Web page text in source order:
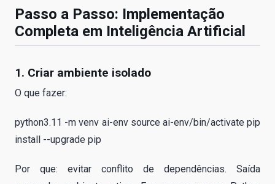
Passo a Passo: Implementação
Completa em Inteligência Artificial
1. Criar ambiente isolado
O que fazer:
python3.11 -m venv ai-env source ai-env/bin/activate pip
install --upgrade pip
Por que: evitar conflito de dependências. Saída